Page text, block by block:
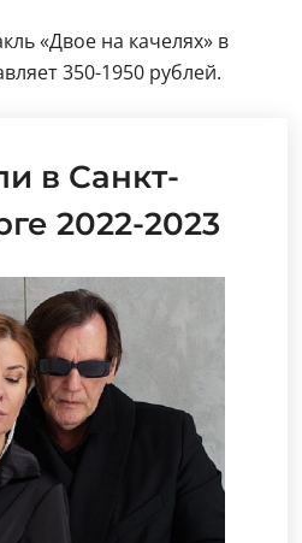
«Двое на качелях» в
350-1950 рублей.
в Санкт-
2022-2023